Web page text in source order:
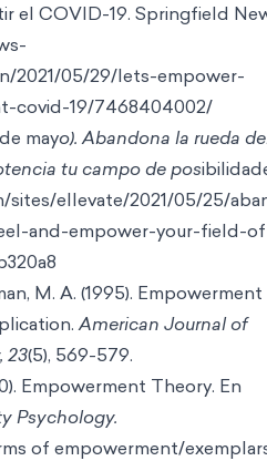
el COVID-19. Springfield
2021/05/29/lets-empower-
t-covid-19/7468404002/
mayo). Abandona la rueda
tu campo de posi
ellevate/2021/05/25/
and-empower-your-field-
M. A. (1995). Empowerment
American Journal of
23(5), 569-579.
Empowerment Theory. En
Psychology.
of empowerment/